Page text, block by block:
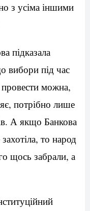
з усіма іншими
підказала
вибори під час
провести можна,
потрібно лише
А якщо Банкова
то народ
щось забрали, а